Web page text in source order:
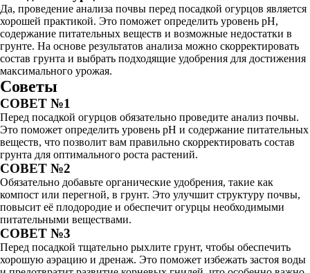
Да, проведение анализа почвы перед посадкой огурцов является
хорошей практикой. Это поможет определить уровень pH,
содержание питательных веществ и возможные недостатки в
грунте. На основе результатов анализа можно скорректировать
состав грунта и выбрать подходящие удобрения для достижения
максимального урожая.
Советы
СОВЕТ №1
Перед посадкой огурцов обязательно проведите анализ почвы.
Это поможет определить уровень pH и содержание питательных
веществ, что позволит вам правильно скорректировать состав
грунта для оптимального роста растений.
СОВЕТ №2
Обязательно добавьте органические удобрения, такие как
компост или перегной, в грунт. Это улучшит структуру почвы,
повысит её плодородие и обеспечит огурцы необходимыми
питательными веществами.
СОВЕТ №3
Перед посадкой тщательно рыхлите грунт, чтобы обеспечить
хорошую аэрацию и дренаж. Это поможет избежать застоя воды